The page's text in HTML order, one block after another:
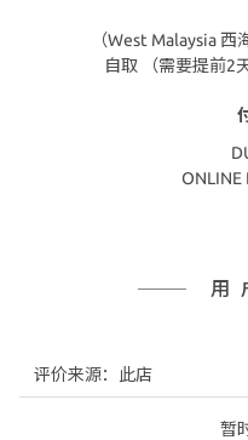
（West Malaysia 西
自取 （需要提前2
ONLINE
用
暂